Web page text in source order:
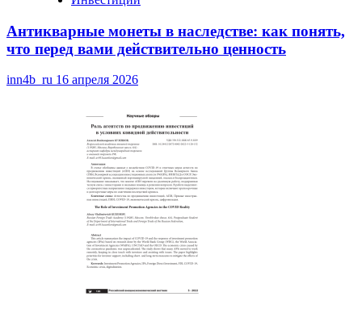
Антикварные монеты в наследстве: как понять,
что перед вами действительно ценность
inn4b_ru 16 апреля 2026